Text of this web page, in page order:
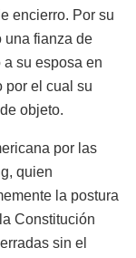
encierro. Por su
una fianza de
su esposa en
por el cual su
objeto.
por las
quien
la postura
Constitución
sin el